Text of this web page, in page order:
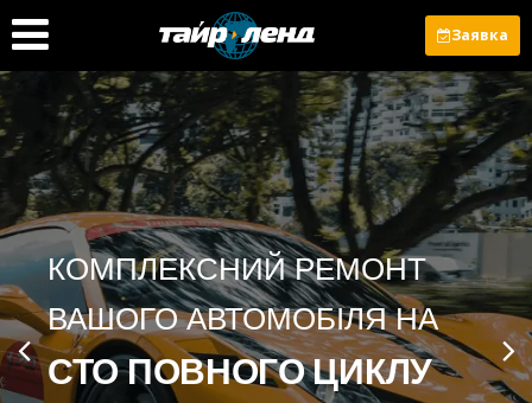
Заявка
КОМПЛЕКСНИЙ РЕМОНТ
ВАШОГО АВТОМОБІЛЯ НА
СТО ПОВНОГО ЦИКЛУ